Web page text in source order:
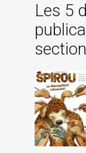
Les 5